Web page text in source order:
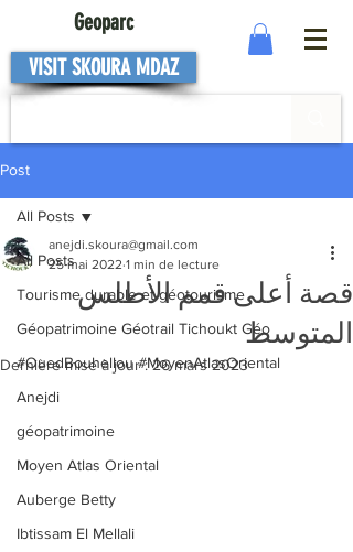
Geoparc
VISIT SKOURA MDAZ
Post
All Posts
Tourisme durable et géotourisme
Géopatrimoine Géotrail Tichoukt Géo
#OuedBouhellou #MoyenAtlasOriental
Anejdi
géopatrimoine
Moyen Atlas Oriental
Auberge Betty
Ibtissam El Mellali
All Posts
قصة أعلى قمم الأطلس
المتوسط
anejdi.skoura@gmail.com
25 mai 2022 1 min de lecture
Dernière mise à jour :26 mars 2023